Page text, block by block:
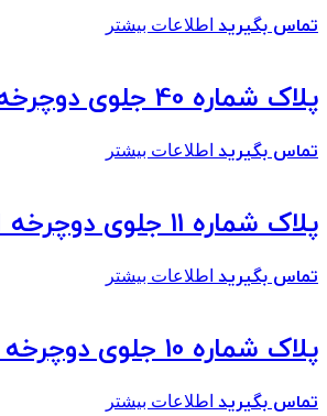
تماس بگیرید اطلاعات بیشتر
پلاک شماره 40 جلوی دوچرخه ایران اندرو
تماس بگیرید اطلاعات بیشتر
پلاک شماره 11 جلوی دوچرخه ایران اندرو
تماس بگیرید اطلاعات بیشتر
پلاک شماره 10 جلوی دوچرخه ایران اندرو
تماس بگیرید اطلاعات بیشتر